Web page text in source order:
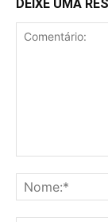
DEIXE UMA